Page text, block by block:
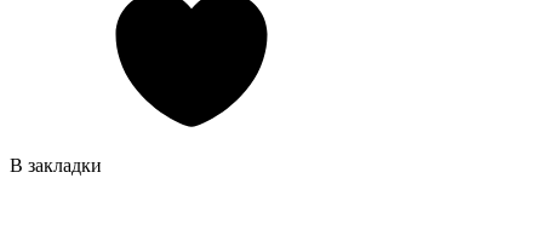
В закладки